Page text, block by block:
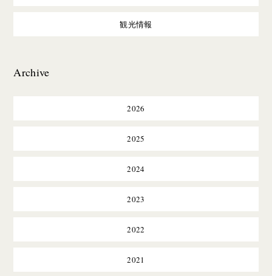
観光情報
Archive
2026
2025
2024
2023
2022
2021